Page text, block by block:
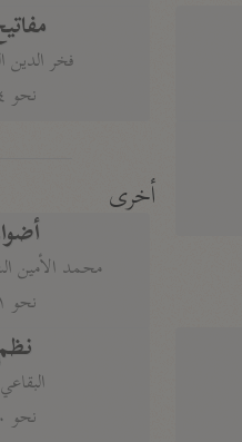
فخر الدين
نحو ٢٤ مجلدًا
أخرى
محمد الأمين
نحو ١١ مجلدًا
البقاعي
نحو ٢٠ مجلدًا